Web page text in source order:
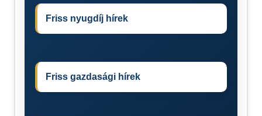
Friss nyugdíj hírek
Friss gazdasági hírek